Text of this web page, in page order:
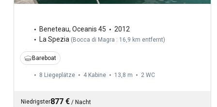
Beneteau, Oceanis 45
2012
La Spezia ( Bocca di Magra : 16,9 km entfernt)
Bareboat
8 Liegeplätze 4 Kabine 13,8 m 2 WC
Niedrigster877 € / Nacht